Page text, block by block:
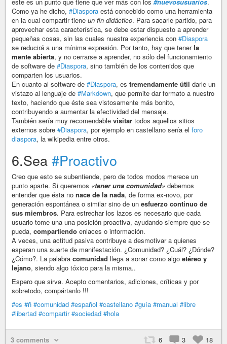
Como ya he dicho, #Diaspora está concebido como una herramienta
en la cual compartir tiene un fin didáctico. Para sacarle partido, para
aprovechar esta característica, se debe estar dispuesto a aprender
pequeñas cosas, sin las cuales nuestra experiencia con #Diaspora
se reducirá a una mínima expresión. Por tanto, hay que tenerla
mente abierta, y no cerrarse a aprender, no sólo del funcionamiento
de software de #Diaspora, sino también de los contenidos que
comparten los usuarios.
En cuanto al software de #Diaspora, es tremendamente útil darle un
vistazo al lenguaje de #Markdown, que permite dar formato a nuestro
texto, haciendo que éste sea vistosamente más bonito,
contribuyendo a aumentar la efectividad del mensaje.
También sería muy recomendable visitar todos aquellos sitios
externos sobre #Diaspora, por ejemplo en castellano sería el foro
diaspora, la wikipedia entre otros.
6.Sea #Proactivo
Creo que esto se subentiende, pero de todos modos merece un
punto aparte. Si queremos «tener una comunidad» debemos
entender que ésta no nace de la nada, de forma ex-novo, por
generación espontánea o similar sino de un esfuerzo continuo de
sus miembros. Para estrechar los lazos es necesario que cada
usuario tome una una posición proactiva, ayudando siempre que se
pueda, compartiendo enlaces o información.
A veces, una actitud pasiva contribuye a desmotivar a quienes
esperan una suerte de manifestación. ¿Comunidad? ¿Cuál? ¿Dónde?
¿Cómo?. La palabra comunidad llega a sonar como algo etéreo y
lejano, siendo algo tóxico para la misma..
Espero que sirva. Acepto comentarios, adiciones, críticas y por
sobretodo, compártanlo !!!
#es #ñ #comunidad #español #castellano #guía #manual #libre
#libertad #compartir #sociedad #hola
3 comments 6 3 18